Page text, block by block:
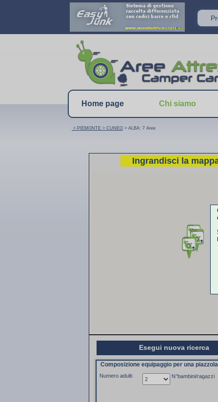
Home page Chi siamo
Ingrandisci la
Esegui nuova ricerca
Composizione equipaggio per una
Numero adulti N°bambini/ragazzi
> PIEMONTE > CUNEO > ALBA: 7 Aree